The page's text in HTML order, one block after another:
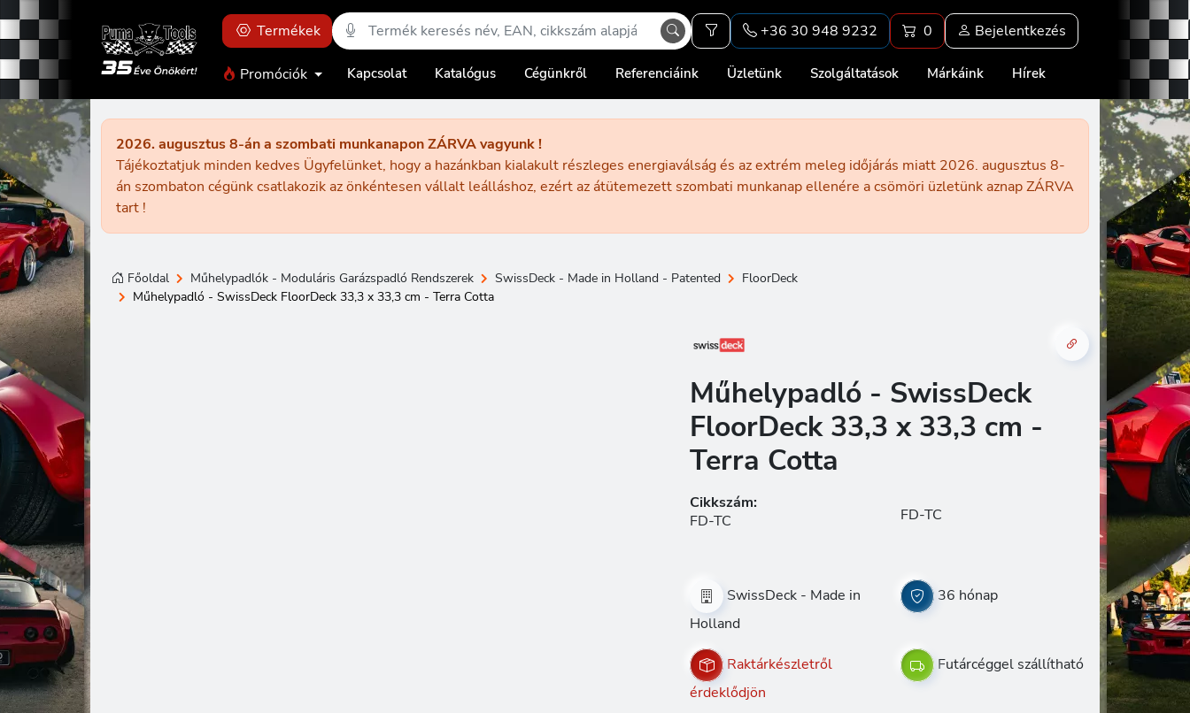
Termékek +36 30 948 9232 0 Bejelentkezés
Promóciók Kapcsolat Katalógus Cégünkről Referenciáink Üzletünk Szolgáltatások Márkáink Hírek
2026. augusztus 8-án a szombati munkanapon ZÁRVA vagyunk !
Tájékoztatjuk minden kedves Ügyfelünket, hogy a hazánkban kialakult részleges energiaválság és az extrém meleg időjárás miatt 2026. augusztus 8-
án szombaton cégünk csatlakozik az önkéntesen vállalt leálláshoz, ezért az átütemezett szombati munkanap ellenére a csömöri üzletünk aznap ZÁRVA
tart !
Főoldal Műhelypadlók - Moduláris Garázspadló Rendszerek SwissDeck - Made in Holland - Patented
FloorDeck
Műhelypadló - SwissDeck FloorDeck 33,3 x 33,3 cm - Terra Cotta
Műhelypadló - SwissDeck
FloorDeck 33,3 x 33,3 cm -
Terra Cotta
Cikkszám:
FD-TC
FD-TC
SwissDeck - Made in
Holland
36 hónap
Raktárkészletről
érdeklődjön
Futárcéggel szállítható